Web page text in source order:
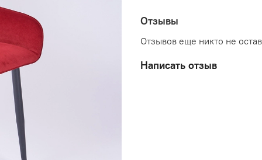
Отзывы
Отзывов еще никто не
Написать отзыв